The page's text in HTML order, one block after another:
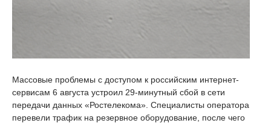
Массовые проблемы с доступом к российским интернет-
сервисам 6 августа устроил 29-минутный сбой в сети
передачи данных «Ростелекома». Специалисты оператора
перевели трафик на резервное оборудование, после чего